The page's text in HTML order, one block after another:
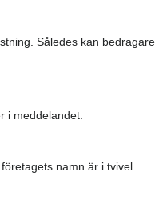
Således kan bedragare
i meddelandet.
namn är i tvivel.